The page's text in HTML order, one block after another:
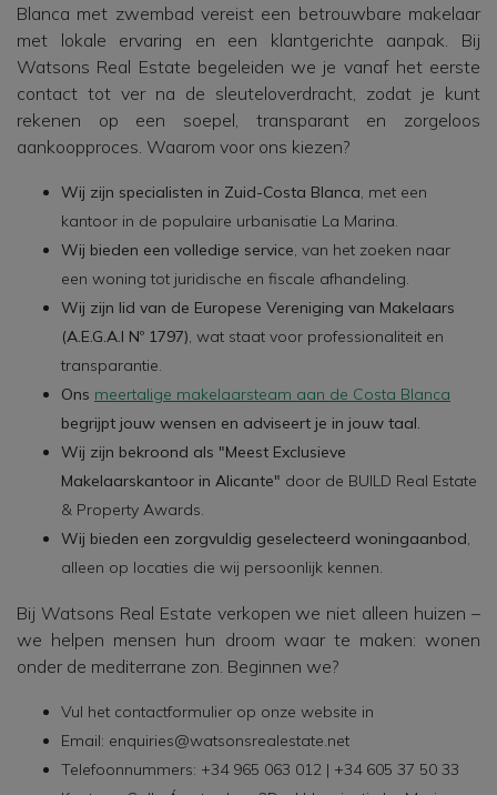
Blanca met zwembad vereist een betrouwbare makelaar
met lokale ervaring en een klantgerichte aanpak. Bij
Watsons Real Estate begeleiden we je vanaf het eerste
contact tot ver na de sleuteloverdracht, zodat je kunt
rekenen op een soepel, transparant en zorgeloos
aankoopproces. Waarom voor ons kiezen?
Wij zijn specialisten in Zuid-Costa Blanca, met een
kantoor in de populaire urbanisatie La Marina.
Wij bieden een volledige service, van het zoeken naar
een woning tot juridische en fiscale afhandeling.
Wij zijn lid van de Europese Vereniging van Makelaars
(A.E.G.A.I Nº 1797), wat staat voor professionaliteit en
transparantie.
Ons meertalige makelaarsteam aan de Costa Blanca
begrijpt jouw wensen en adviseert je in jouw taal.
Wij zijn bekroond als "Meest Exclusieve
Makelaarskantoor in Alicante" door de BUILD Real Estate
& Property Awards.
Wij bieden een zorgvuldig geselecteerd woningaanbod,
alleen op locaties die wij persoonlijk kennen.
Bij Watsons Real Estate verkopen we niet alleen huizen –
we helpen mensen hun droom waar te maken: wonen
onder de mediterrane zon. Beginnen we?
Vul het contactformulier op onze website in
Email: enquiries@watsonsrealestate.net
Telefoonnummers: +34 965 063 012 | +34 605 37 50 33